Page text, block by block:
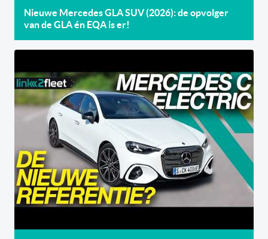
Nieuwe Mercedes GLA SUV (2026): de opvolger
van de GLA én EQA is er!